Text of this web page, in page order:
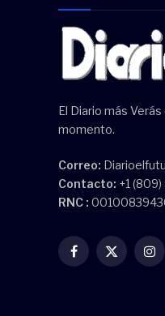
El Diario más
momento.
Correo:
Contacto: +1
RNC :
Facebook
X